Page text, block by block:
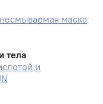
маска
тела
и